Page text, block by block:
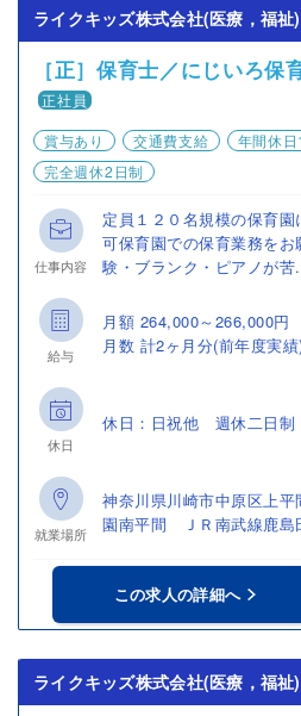
ライクキッズ株式会社(医療，福祉)
［正］保育士／にじいろ保
正社員
賞与あり
交通費支給 年間休
完全週休2日制
仕事内容
定員１２０名規模の保育
可保育園での保育業務を
験・ブランク・ピアノが苦
給与
月額 264,000～
月数 計2ヶ月分(前年度実
休日
休日：日祝他 週休二日
就業場所
神奈川県川崎市中原区上
園南平間 ＪＲ南武線鹿島
この求人の詳細へ
ライクキッズ株式会社(医療，福祉)